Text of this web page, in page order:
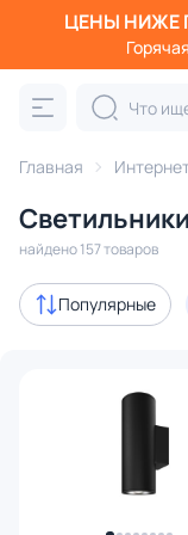
ЦЕНЫ НИЖЕ
Главная
найдено 157 товаров
Популярные
Категория:
Люстры
В наличии 96